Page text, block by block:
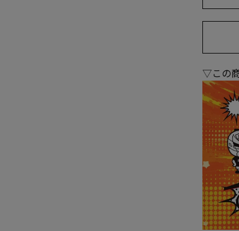
▽この